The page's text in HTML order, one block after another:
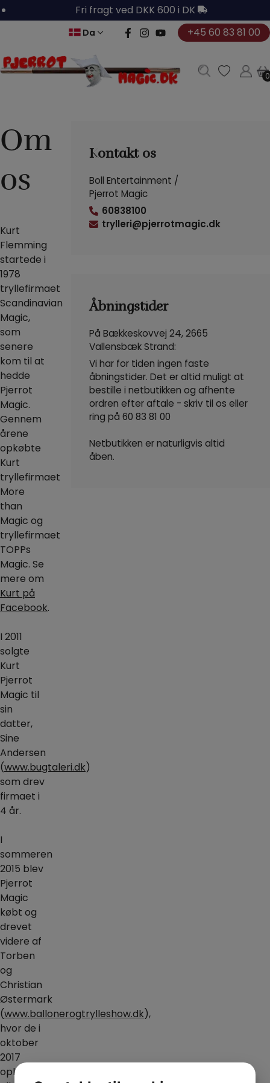
Hop
til
Fri fragt ved DKK 600 i DK
Da +45 60 83 81 00
0
0
Om
os
Kurt
Flemming
startede i
1978
tryllefirmaet
Scandinavian
Magic,
som
senere
kom til at
hedde
Pjerrot
Magic.
Gennem
årene
opkøbte
Kurt
tryllefirmaet
More
than
Magic og
tryllefirmaet
TOPPs
Magic. Se
mere om
Kurt på
Facebook.
I 2011
solgte
Kurt
Pjerrot
Magic til
sin
datter,
Sine
Andersen
(www.bugtaleri.dk)
som drev
firmaet i
4 år.
I
sommeren
2015 blev
Pjerrot
Magic
købt og
drevet
videre af
Torben
og
Christian
Østermark
(www.ballonerogtrylleshow.dk),
hvor de i
oktober
2017
opkøbte
Kontakt os
Boll Entertainment /
Pjerrot Magic
60838100
trylleri@pjerrotmagic.dk
Åbningstider
På Bækkeskovvej 24, 2665
Vallensbæk Strand:
Vi har for tiden ingen faste
åbningstider. Det er altid muligt at
bestille i netbutikken og afhente
ordren efter aftale - skriv til os eller
ring på 60 83 81 00
Netbutikken er naturligvis altid
åben.